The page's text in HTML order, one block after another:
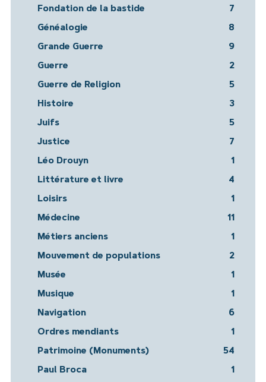
Fondation de la bastide 7
Généalogie 8
Grande Guerre 9
Guerre 2
Guerre de Religion 5
Histoire 3
Juifs 5
Justice 7
Léo Drouyn 1
Littérature et livre 4
Loisirs 1
Médecine 11
Métiers anciens 1
Mouvement de populations 2
Musée 1
Musique 1
Navigation 6
Ordres mendiants 1
Patrimoine (Monuments) 54
Paul Broca 1